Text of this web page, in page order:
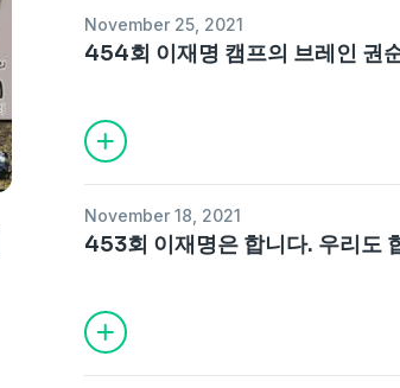
November 25, 2021
454회 이재명 캠프의 브레인 권
November 18, 2021
453회 이재명은 합니다. 우리도